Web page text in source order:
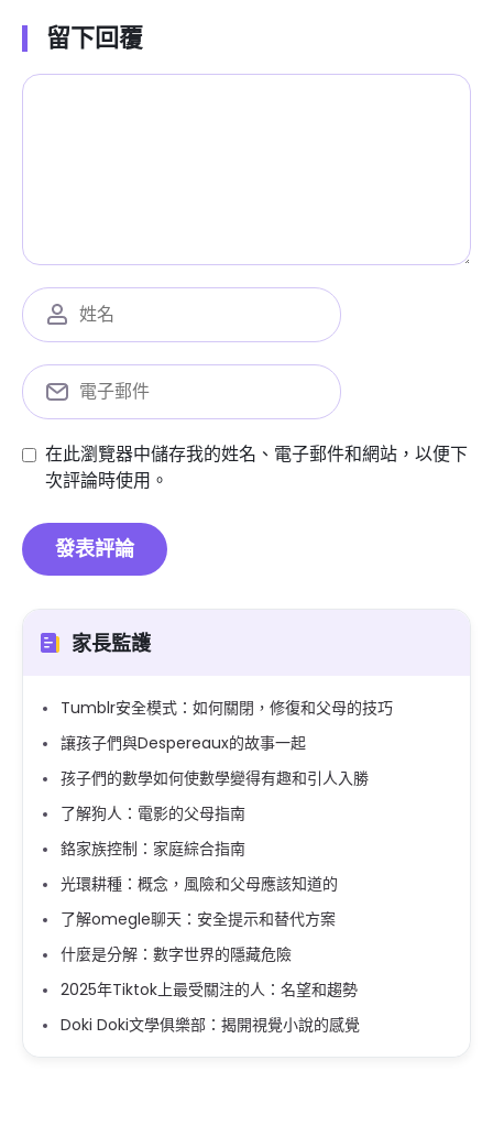
留下回覆
在此瀏覽器中儲存我的姓名、電子郵件和網站，以便下
次評論時使用。
家長監護
Tumblr安全模式：如何關閉，修復和父母的技巧
讓孩子們與Despereaux的故事一起
孩子們的數學如何使數學變得有趣和引人入勝
了解狗人：電影的父母指南
鉻家族控制：家庭綜合指南
光環耕種：概念，風險和父母應該知道的
了解omegle聊天：安全提示和替代方案
什麼是分解：數字世界的隱藏危險
2025年Tiktok上最受關注的人：名望和趨勢
Doki Doki文學俱樂部：揭開視覺小說的感覺